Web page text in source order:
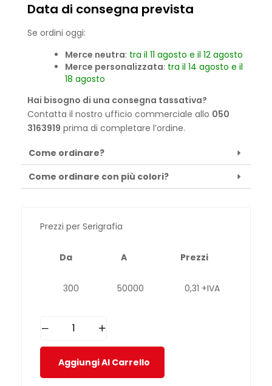
Data di consegna prevista
Se ordini oggi:
Merce neutra: tra il 11 agosto e il 12 agosto
Merce personalizzata: tra il 14 agosto e il
18 agosto
Hai bisogno di una consegna tassativa?
Contatta il nostro ufficio commerciale allo 050
3163919 prima di completare l’ordine.
Come ordinare?
Come ordinare con più colori?
Prezzi per Serigrafia
Da A Prezzi
300 50000 0,31 +IVA
Aggiungi Al Carrello